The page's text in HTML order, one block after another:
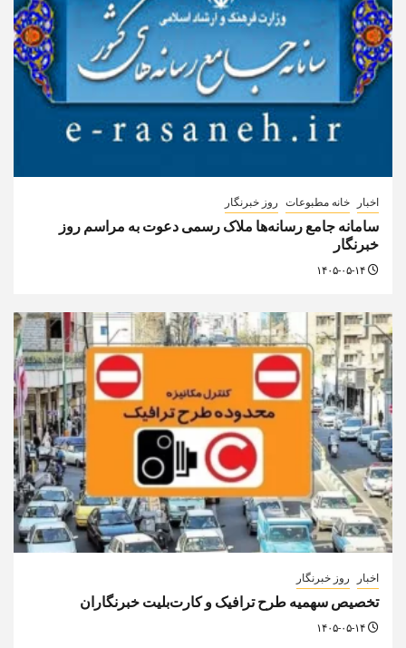
اخبار خانه مطبوعات روز خبرنگار
سامانه جامع رسانه‌ها ملاک رسمی دعوت به مراسم روز
خبرنگار
اخبار روز خبرنگار
تخصیص سهمیه طرح ترافیک و کارت‌بلیت خبرنگاران